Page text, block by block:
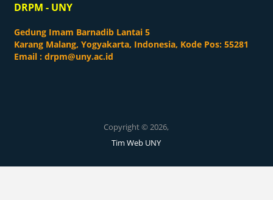
DRPM - UNY
Gedung Imam Barnadib Lantai 5
Karang Malang, Yogyakarta, Indonesia, Kode Pos: 55281
Email :drpm@uny.ac.id
Copyright © 2026,
Tim Web UNY